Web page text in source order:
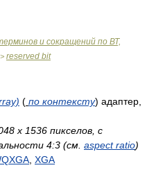
и сокращений по ВТ,
> reserved bit
( по контексту) адаптер,
х 1536 пикселов, с
4:3 (см. aspect ratio)
XGA